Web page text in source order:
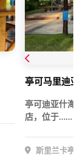
亭可马里迪亚
亭可迪亚什海
店，位于……
斯里兰卡亭